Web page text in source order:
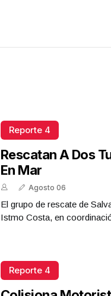
Reporte 4
Rescatan A Dos
En Mar
Agosto 06
El grupo de rescate de
Istmo Costa, en
Reporte 4